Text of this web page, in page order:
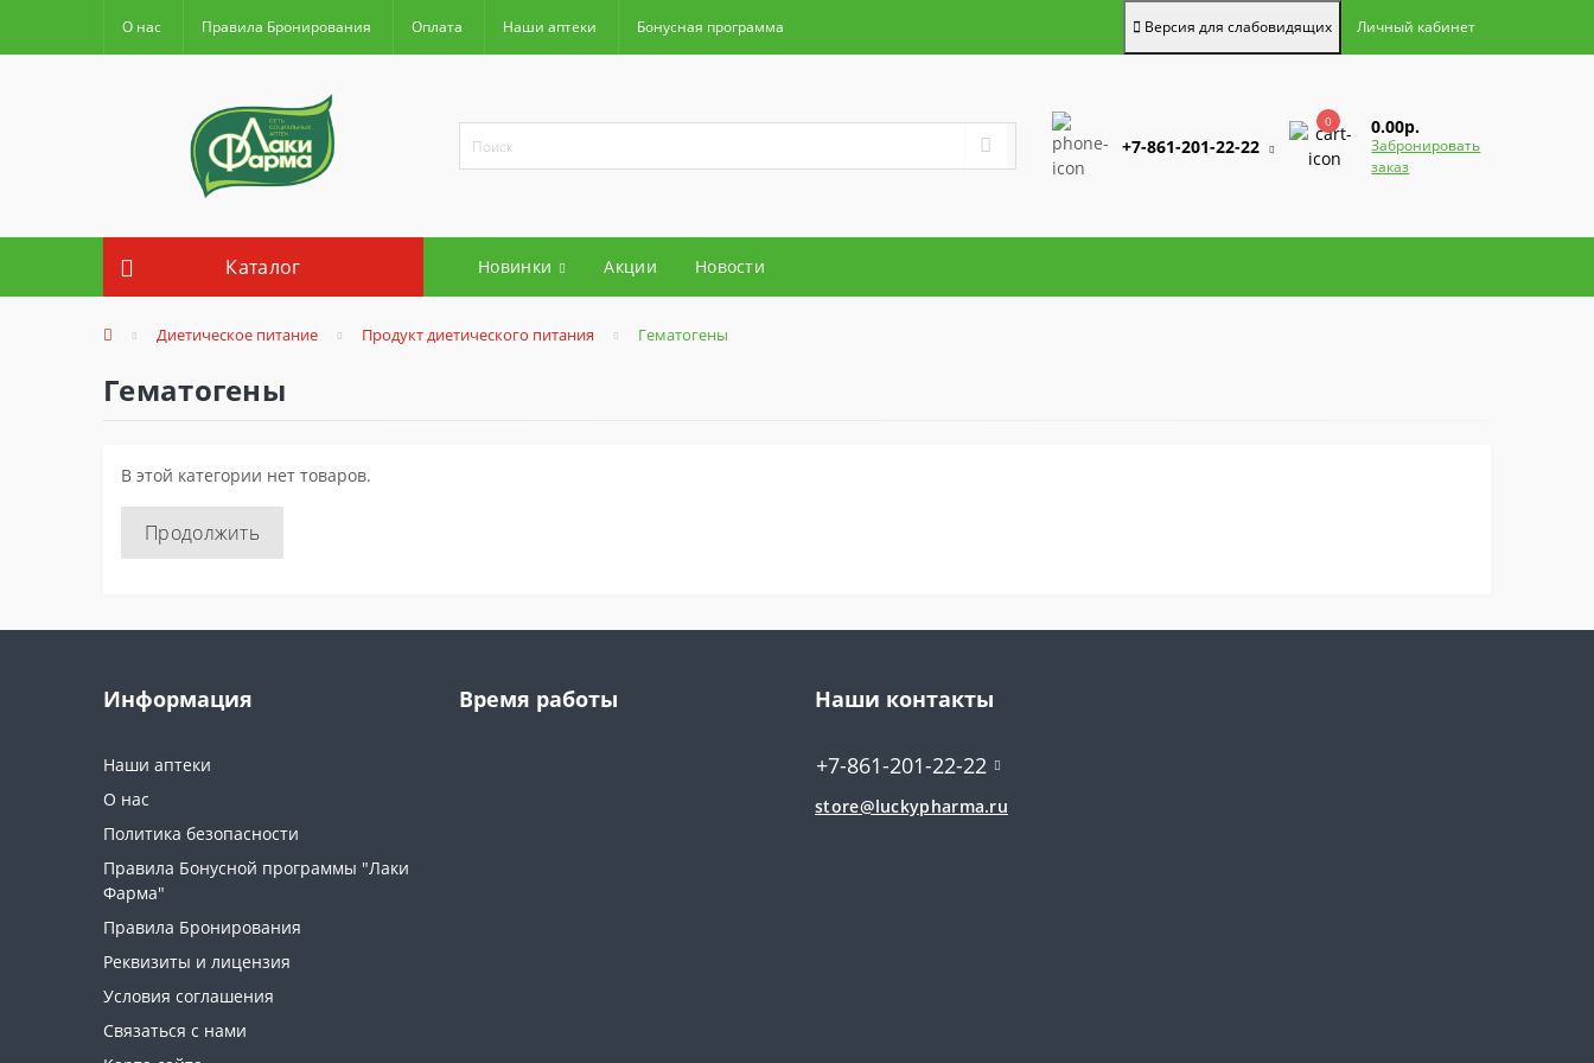
О нас Правила Бронирования Оплата Наши аптеки Бонусная программа Версия для слабовидящих Личный кабинет
+7-861-201-22-22
0 0.00р.
Забронировать
заказ
Каталог Новинки Акции Новости
Диетическое питание Продукт диетического питания Гематогены
Гематогены
В этой категории нет товаров.
Продолжить
Информация
Наши аптеки
О нас
Политика безопасности
Правила Бонусной программы "Лаки
Фарма"
Правила Бронирования
Реквизиты и лицензия
Условия соглашения
Связаться с нами
Время работы Наши контакты
+7-861-201-22-22
store@luckypharma.ru